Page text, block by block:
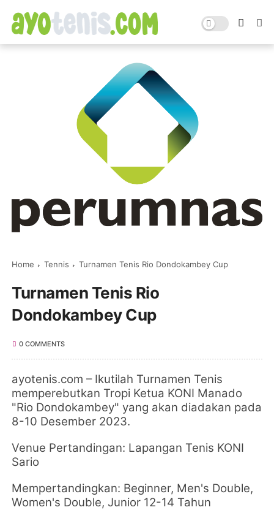
Home Tennis Turnamen Tenis Rio Dondokambey Cup
Turnamen Tenis Rio
Dondokambey Cup
0 COMMENTS
ayotenis.com–Ikutilah Turnamen Tenis
memperebutkan Tropi Ketua KONI Manado
"Rio Dondokambey" yang akan diadakan pada
8-10 Desember 2023.
Venue Pertandingan: Lapangan Tenis KONI
Sario
Mempertandingkan: Beginner, Men's Double,
Women's Double, Junior 12-14 Tahun